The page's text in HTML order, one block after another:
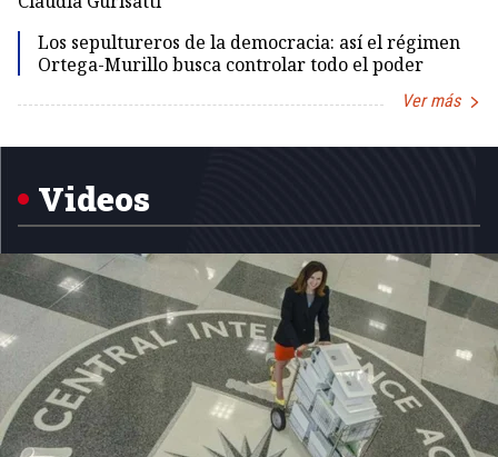
Los sepultureros de la democracia: así el régimen
Ortega-Murillo busca controlar todo el poder
Ver más
1
Videos